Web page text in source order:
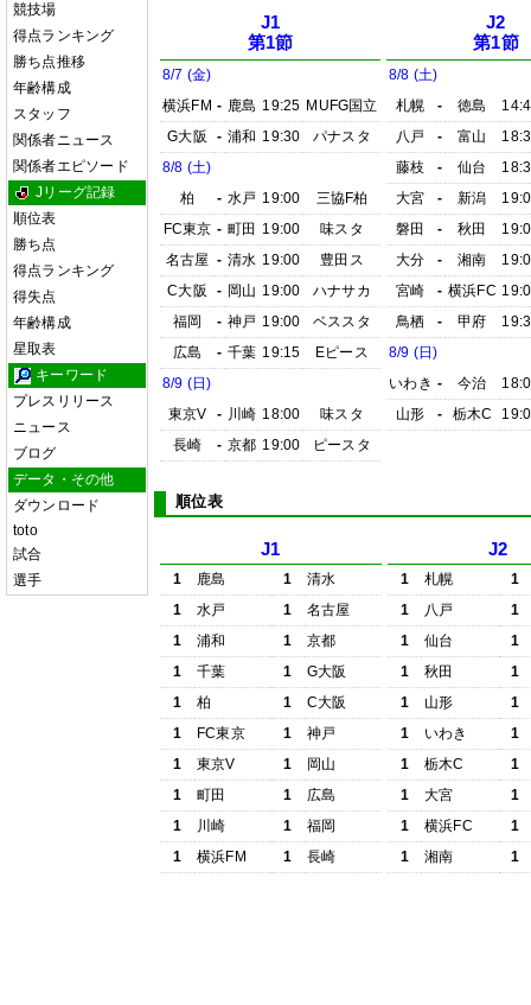
競技場
得点ランキング
勝ち点推移
年齢構成
スタッフ
関係者ニュース
関係者エピソード
Jリーグ記録
順位表
勝ち点
得点ランキング
得失点
年齢構成
星取表
キーワード
プレスリリース
ニュース
ブログ
データ・その他
ダウンロード
toto
試合
選手
J1
第1節
8/7 (金)
横浜FM - 鹿島 19:25 MUFG国立
G大阪
- 浦和 19:30
パナスタ
8/8 (土)
柏
- 水戸 19:00
三協F柏
FC東京 - 町田 19:00
味スタ
名古屋 - 清水 19:00
豊田ス
C大阪
- 岡山 19:00
ハナサカ
福岡
- 神戸 19:00
ベススタ
広島
- 千葉 19:15
Eピース
8/9 (日)
東京V
- 川崎 18:00
味スタ
長崎
- 京都 19:00 ピースタ
J2
第1節
8/8 (土)
札幌
- 徳島
八戸
- 富山
藤枝
- 仙台
大宮
- 新潟
磐田
- 秋田
大分
- 湘南
宮崎
- 横浜FC
鳥栖
- 甲府
8/9 (日)
いわき - 今治
山形
- 栃木C
順位表
J1
1 鹿島 1
清水
1
水戸 1
名古屋
1
浦和 1
京都
1
千葉 1
G大阪
1
柏 1
C大阪
1
FC東京 1
神戸
1
東京V 1
岡山
1
町田 1
広島
1
川崎 1
福岡
1
横浜FM 1 長崎
J2
1 札幌
1
1
八戸
1
1
仙台
1
1
秋田
1
1
山形
1
1
いわき
1
1
栃木C
1
1
大宮
1
1
横浜FC
1
1
湘南 1